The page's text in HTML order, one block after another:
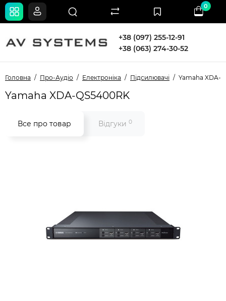
+38 (097) 255-12-91
+38 (063) 274-30-52
0
Головна Про-Аудіо Електроніка Підсилювачі Yamaha XDA-
Yamaha XDA-QS5400RK
Все про товар Відгуки 0